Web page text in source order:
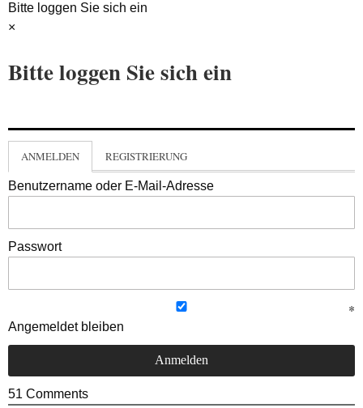
Bitte loggen Sie sich ein
×
Bitte loggen Sie sich ein
ANMELDEN REGISTRIERUNG
Benutzername oder E-Mail-Adresse
Passwort
Angemeldet bleiben
51 Comments